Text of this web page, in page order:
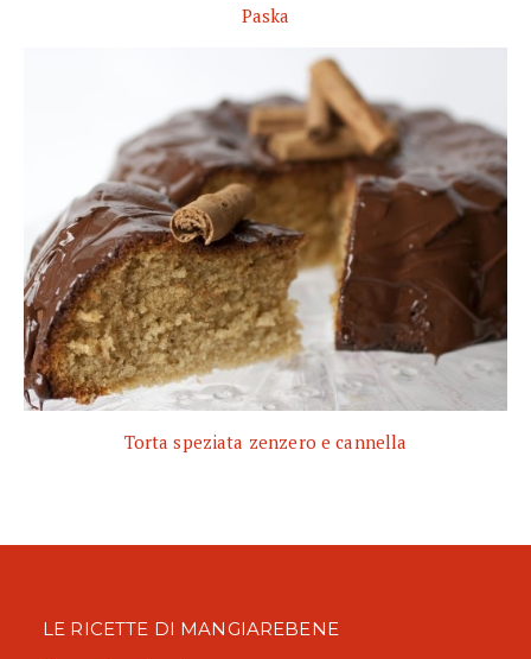
Paska
Torta speziata zenzero e cannella
LE RICETTE DI MANGIAREBENE